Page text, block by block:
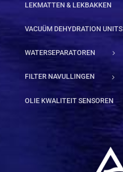
LEKMATTEN & LEKBAKKEN
VACUÜM DEHYDRATION UNITS
WATERSEPARATOREN
FILTER NAVULLINGEN
OLIE KWALITEIT SENSOREN